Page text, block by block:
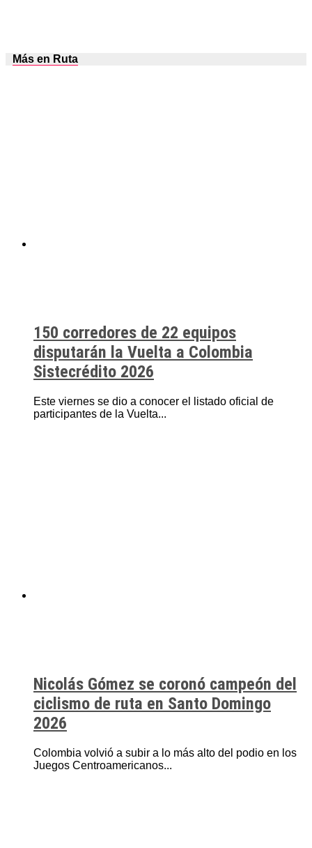
Más en Ruta
150 corredores de 22 equipos
disputarán la Vuelta a Colombia
Sistecrédito 2026
Este viernes se dio a conocer el listado oficial de
participantes de la Vuelta...
Nicolás Gómez se coronó campeón del
ciclismo de ruta en Santo Domingo
2026
Colombia volvió a subir a lo más alto del podio en los
Juegos Centroamericanos...